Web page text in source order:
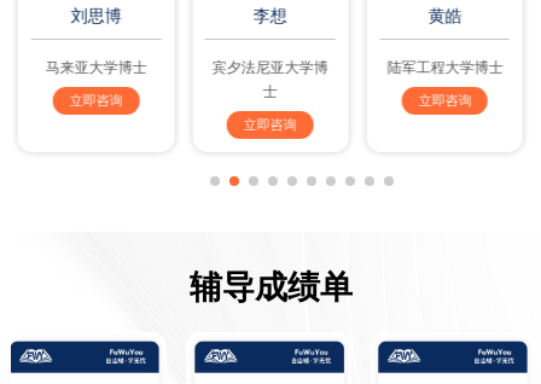
刘思博
马来亚大学博士
立即咨询
李想
宾夕法尼亚大学博
士
立即咨询
黄皓
陆军工程大学博士
立即咨询
辅导成绩单